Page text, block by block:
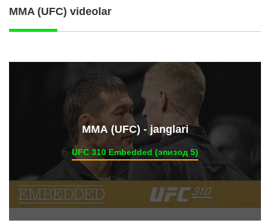
MMA (UFC) videolar
ММА (UFC) - janglari
UFC 310 Embedded (эпизод 5)